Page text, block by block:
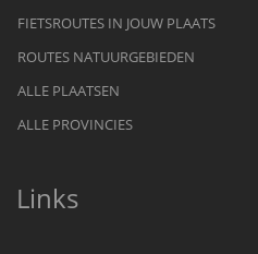
FIETSROUTES IN JOUW PLAATS
ROUTES NATUURGEBIEDEN
ALLE PLAATSEN
ALLE PROVINCIES
Links